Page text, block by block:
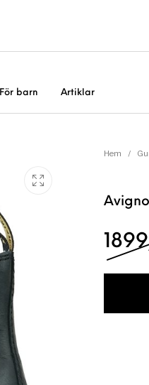
För barn Artiklar
Gummistövlar
Hem /